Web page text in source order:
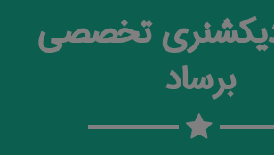
دیکشنری تخصصی
برساد